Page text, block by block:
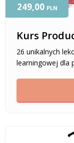
Kurs
26 unikalnych
learningowej dla
249,00 PLN